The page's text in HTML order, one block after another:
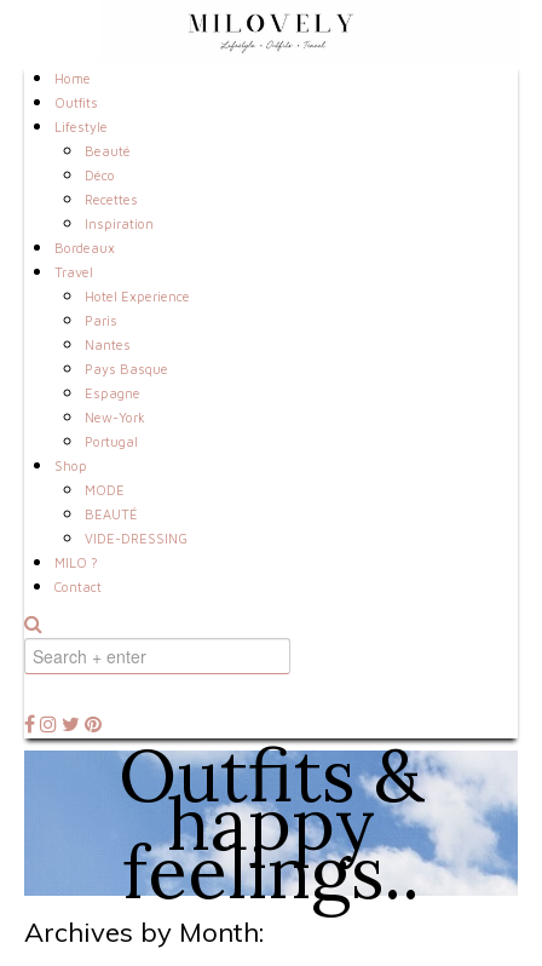
Home
Outfits
Lifestyle
Beauté
Déco
Recettes
Inspiration
Bordeaux
Travel
Hotel Experience
Paris
Nantes
Pays Basque
Espagne
New-York
Portugal
Shop
MODE
BEAUTÉ
VIDE-DRESSING
MILO ?
Contact
Outfits &
happy
feelings..
Archives by Month: